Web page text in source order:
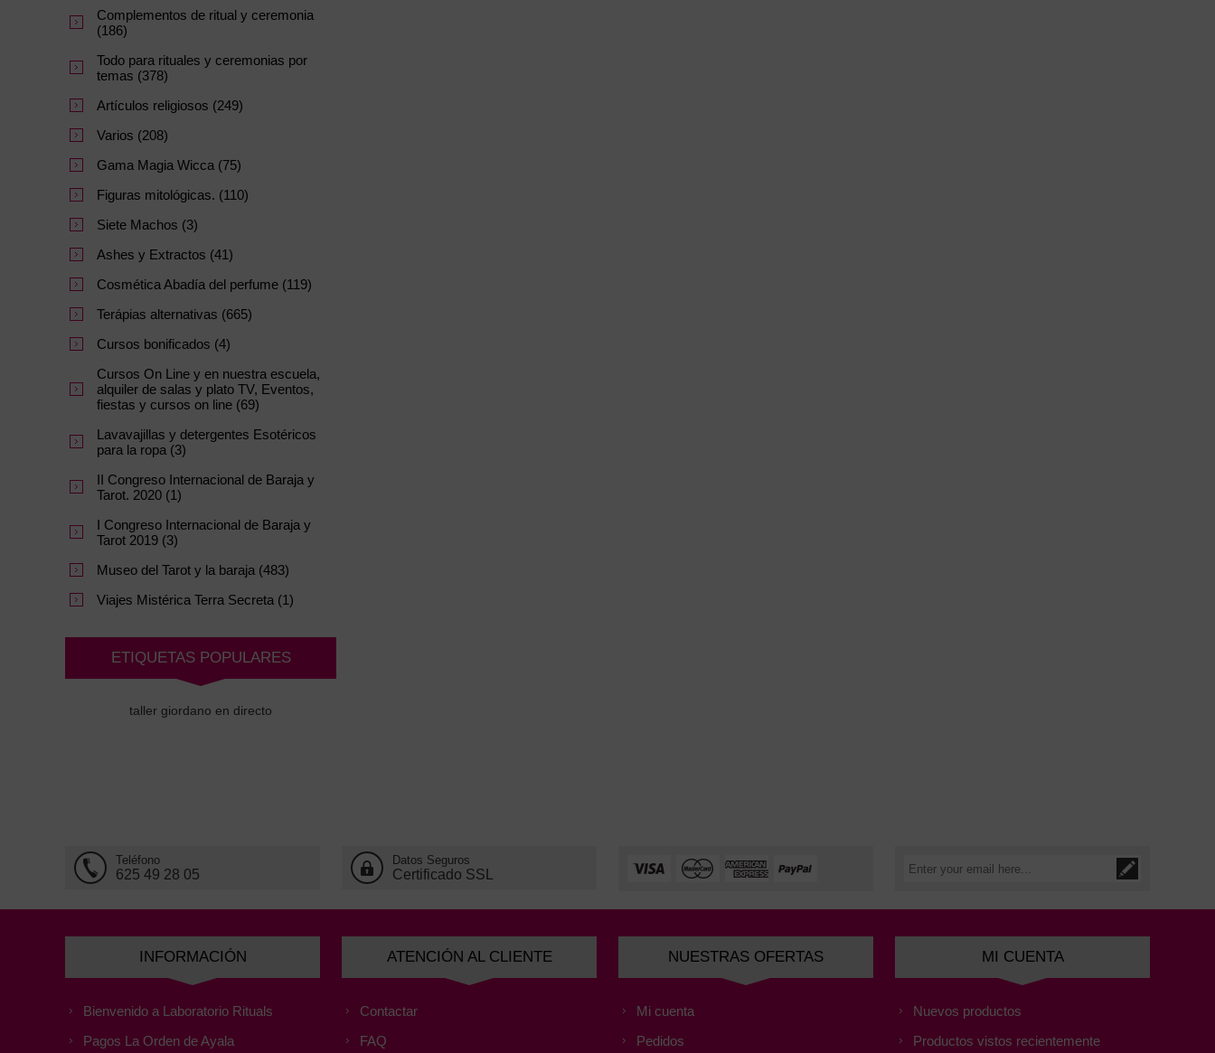
Complementos de ritual y ceremonia
(186)
Todo para rituales y ceremonias por
temas (378)
Artículos religiosos (249)
Varios (208)
Gama Magia Wicca (75)
Figuras mitológicas. (110)
Siete Machos (3)
Ashes y Extractos (41)
Cosmética Abadía del perfume (119)
Terápias alternativas (665)
Cursos bonificados (4)
Cursos On Line y en nuestra escuela,
alquiler de salas y plato TV, Eventos,
fiestas y cursos on line (69)
Lavavajillas y detergentes Esotéricos
para la ropa (3)
II Congreso Internacional de Baraja y
Tarot. 2020 (1)
I Congreso Internacional de Baraja y
Tarot 2019 (3)
Museo del Tarot y la baraja (483)
Viajes Mistérica Terra Secreta (1)
ETIQUETAS POPULARES
taller giordano en directo
Teléfono
625 49 28 05
Datos Seguros
Certificado SSL
INFORMACIÓN
Bienvenido a Laboratorio Rituals
Pagos La Orden de Ayala
ATENCIÓN AL CLIENTE
Contactar
FAQ
NUESTRAS OFERTAS
Mi cuenta
Pedidos
MI CUENTA
Nuevos productos
Productos vistos recientemente